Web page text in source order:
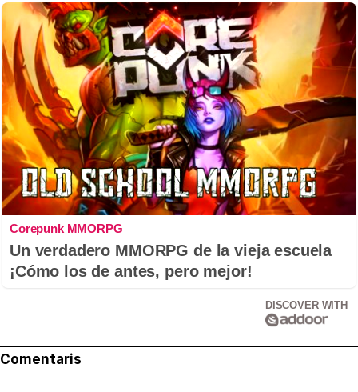
Corepunk MMORPG
Un verdadero MMORPG de la vieja escuela
¡Cómo los de antes, pero mejor!
DISCOVER WITH
Comentaris